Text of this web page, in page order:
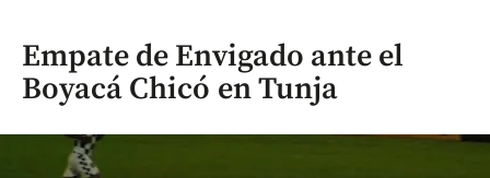
Empate de Envigado ante el
Boyacá Chicó en Tunja